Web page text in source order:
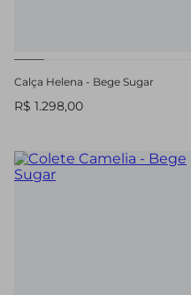
Calça Helena - Bege Sugar
R$ 1.298,00